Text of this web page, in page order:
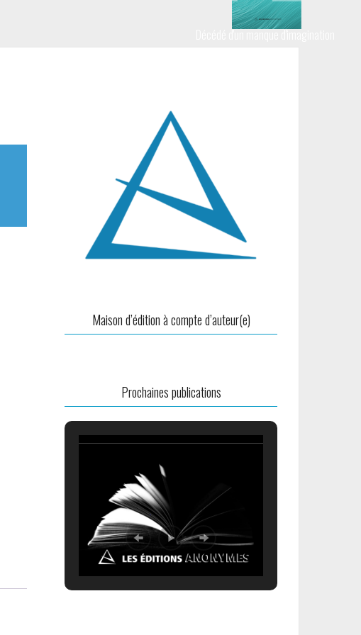
Décédé d'un manque d'imagination
Maison d’édition à compte d’auteur(e)
Prochaines publications